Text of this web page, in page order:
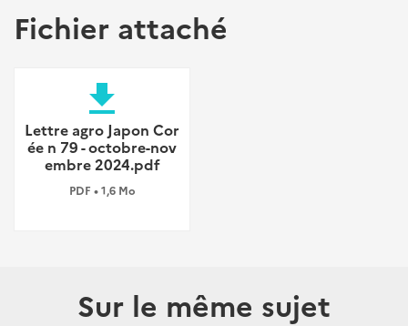
Fichier attaché
file_download
Lettre agro Japon Cor
ée n 79 - octobre-nov
embre 2024.pdf
PDF • 1,6 Mo
Sur le même sujet